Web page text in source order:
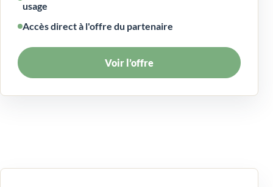
usage
Accès direct à l'offre du partenaire
Voir l’offre